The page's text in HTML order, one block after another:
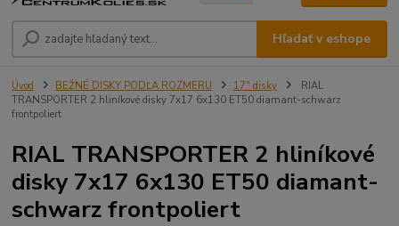
Hľadať v eshope
Úvod BEŽNÉ DISKY PODĽA ROZMERU 17" disky
RIAL
TRANSPORTER 2 hliníkové disky 7x17 6x130 ET50 diamant-schwarz
frontpoliert
RIAL TRANSPORTER 2 hliníkové
disky 7x17 6x130 ET50 diamant-
schwarz frontpoliert